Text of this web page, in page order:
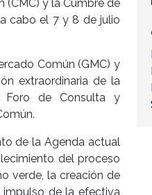
(CMC) y la Cumbre de
cabo el 7 y 8 de julio
Común (GMC) y
extraordinaria de la
Foro de Consulta y
de la Agenda actual
del proceso
verde, la creación de
impulso de la efectiva